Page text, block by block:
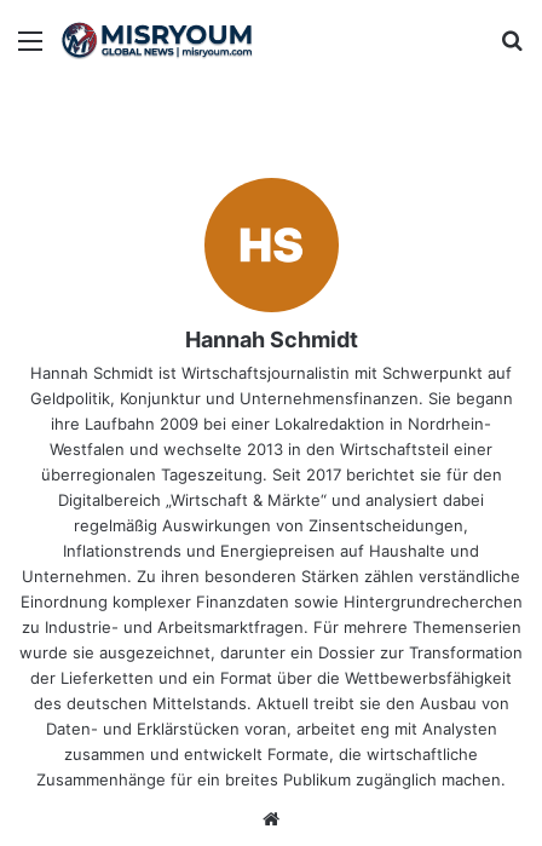
Menu
Hannah Schmidt
Hannah Schmidt ist Wirtschaftsjournalistin mit Schwerpunkt auf
Geldpolitik, Konjunktur und Unternehmensfinanzen. Sie begann
ihre Laufbahn 2009 bei einer Lokalredaktion in Nordrhein-
Westfalen und wechselte 2013 in den Wirtschaftsteil einer
überregionalen Tageszeitung. Seit 2017 berichtet sie für den
Digitalbereich „Wirtschaft & Märkte“ und analysiert dabei
regelmäßig Auswirkungen von Zinsentscheidungen,
Inflationstrends und Energiepreisen auf Haushalte und
Unternehmen. Zu ihren besonderen Stärken zählen verständliche
Einordnung komplexer Finanzdaten sowie Hintergrundrecherchen
zu Industrie- und Arbeitsmarktfragen. Für mehrere Themenserien
wurde sie ausgezeichnet, darunter ein Dossier zur Transformation
der Lieferketten und ein Format über die Wettbewerbsfähigkeit
des deutschen Mittelstands. Aktuell treibt sie den Ausbau von
Daten- und Erklärstücken voran, arbeitet eng mit Analysten
zusammen und entwickelt Formate, die wirtschaftliche
Zusammenhänge für ein breites Publikum zugänglich machen.